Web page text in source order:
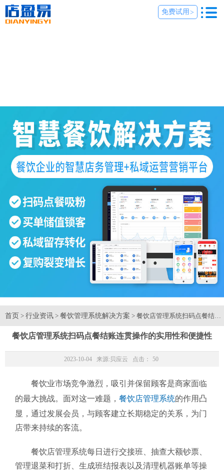
免费试用 >
首页 > 行业资讯 > 餐饮管理系统解决方案 > 餐饮店管理系统扫码点餐结
餐饮店管理系统扫码点餐结账连贯操作的实用性和便捷性
2023-10-04 来源: 贝应云 点击： 50
餐饮业市场竞争激烈，吸引并保留顾客是商家面临
的最大挑战。面对这一难题， 餐饮店管理系统的作用凸
显，通过发展会员，与顾客建立长期稳定的关系，为门
店带来持续的客流。
餐饮店管理系统每日进行交接班、抽查大额钞票、
管理退菜和打折、生成班结报表以及清理机器账单等操